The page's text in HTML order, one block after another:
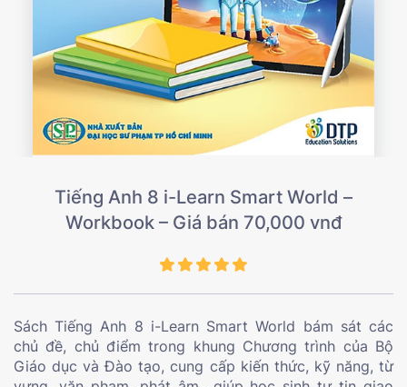
Tiếng Anh 8 i-Learn Smart World –
Workbook – Giá bán 70,000 vnđ
Sách Tiếng Anh 8 i-Learn Smart World bám sát các
chủ đề, chủ điểm trong khung Chương trình của Bộ
Giáo dục và Đào tạo, cung cấp kiến thức, kỹ năng, từ